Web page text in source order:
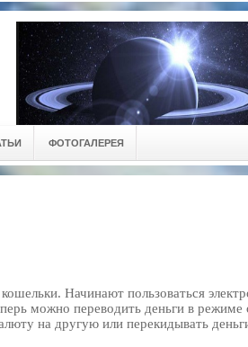
ФОТОГАЛЕРЕЯ
Начинают пользоваться
можно переводить деньги в режиме
на другую или перекидывать